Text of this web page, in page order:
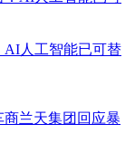
AI人工智能已可替